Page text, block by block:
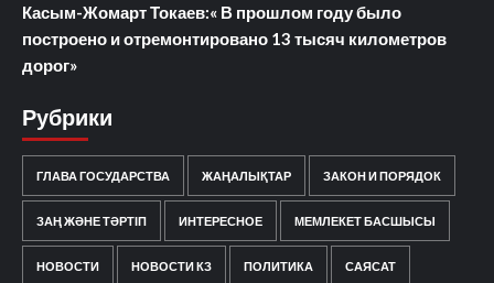
Касым-Жомарт Токаев:« В прошлом году было
построено и отремонтировано 13 тысяч километров
дорог»
Рубрики
ГЛАВА ГОСУДАРСТВА ЖАҢАЛЫҚТАР ЗАКОН И ПОРЯДОК
ЗАҢ ЖӘНЕ ТӘРТІП ИНТЕРЕСНОЕ МЕМЛЕКЕТ БАСШЫСЫ
НОВОСТИ НОВОСТИ КЗ ПОЛИТИКА САЯСАТ